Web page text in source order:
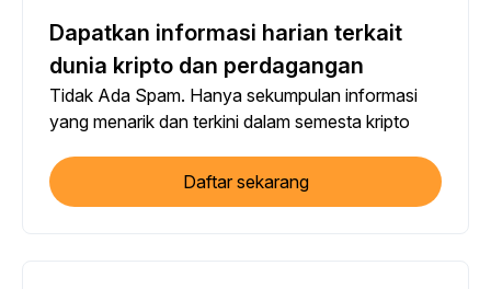
Dapatkan informasi harian terkait
dunia kripto dan perdagangan
Tidak Ada Spam. Hanya sekumpulan informasi
yang menarik dan terkini dalam semesta kripto
Daftar sekarang